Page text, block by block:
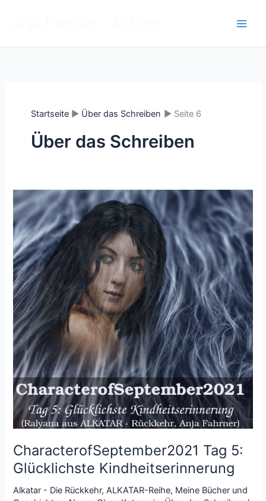
Startseite Über das Schreiben Seite 6
Über das Schreiben
CharacterofSeptember2021 Tag 5:
Glücklichste Kindheitserinnerung
Alkatar - Die Rückkehr,ALKATAR-Reihe, Meine Bücher und